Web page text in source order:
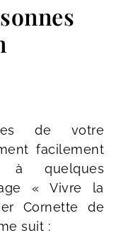
de votre
facilement
à quelques
« Vivre la
Cornette de
suit :